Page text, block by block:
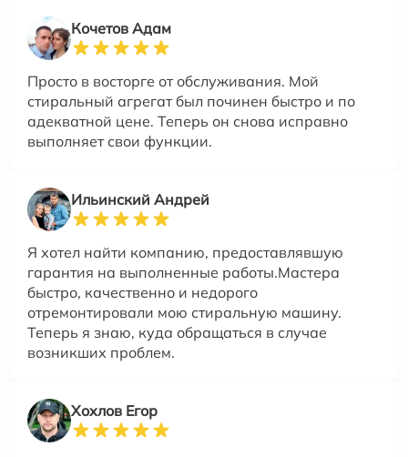
Кочетов Адам
Просто в восторге от обслуживания. Мой
стиральный агрегат был починен быстро и по
адекватной цене. Теперь он снова исправно
выполняет свои функции.
Ильинский Андрей
Я хотел найти компанию, предоставлявшую
гарантия на выполненные работы.Мастера
быстро, качественно и недорого
отремонтировали мою стиральную машину.
Теперь я знаю, куда обращаться в случае
возникших проблем.
Хохлов Егор